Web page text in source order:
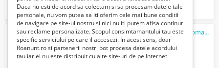
Fabrica de mobila executam mobilier la comanda
1 Lei
Daca nu esti de acord sa colectam si sa procesam datele tale
personale, nu vom putea sa iti oferim cele mai bune conditii
de navigare pe site-ul nostru si nici nu iti putem afisa continut
sau reclame personalizate. Scopul consimtamantului tau este
specific serviciului pe care il accesezi. In acest sens, doar
Roanunt.ro si partenerii nostri pot procesa datele acordului
tau iar el nu este distribuit cu alte site-uri de pe Internet.